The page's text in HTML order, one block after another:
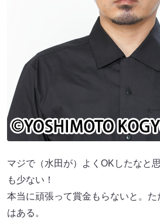
マジで（水田が）よくOKしたなと
も少ない！
本当に頑張って賞金もらないと。
はある。